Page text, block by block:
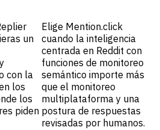
un
con la
los
los
piden
Elige Mention.click
cuando la inteligencia
centrada en Reddit con
funciones de monitoreo
semántico importe más
que el monitoreo
multiplataforma y una
postura de respuestas
revisadas por humanos.